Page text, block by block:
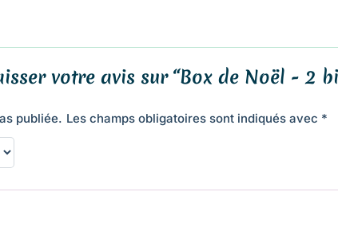
votre avis sur “Box de Noël - 2
publiée. Les champs obligatoires sont indiqués avec *